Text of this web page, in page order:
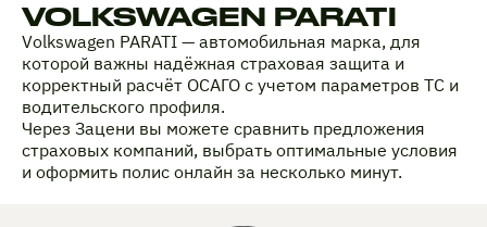
VOLKSWAGEN PARATI
Volkswagen PARATI — автомобильная марка, для
которой важны надёжная страховая защита и
корректный расчёт ОСАГО с учетом параметров ТС и
водительского профиля.
Через Зацени вы можете сравнить предложения
страховых компаний, выбрать оптимальные условия
и оформить полис онлайн за несколько минут.